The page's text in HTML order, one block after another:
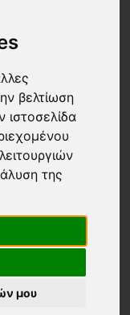
βελτίωση
ιστοσελίδα
της
μου